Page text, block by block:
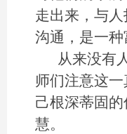
走出来，与
沟通，是一种
从来没有
师们注意这
己根深蒂固
慧。